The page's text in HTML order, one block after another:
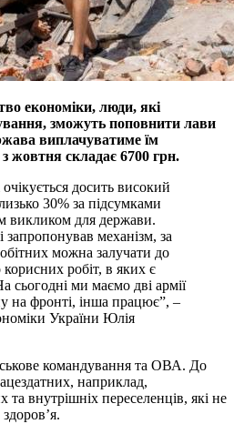
економiки, люди, якi
зможуть поповнити лави
виплачуватиме їм
жовтня складає 6700 грн.
досить високий
30% за пiдсумками
викликом для держави.
механiзм, за
можна залучати до
робiт, в яких є
сьогоднi ми маємо двi армiї
на фронтi, iнша працює”, –
України Юлiя
командування та ОВА. До
наприклад,
та внутрiшнiх переселенцiв, якi не